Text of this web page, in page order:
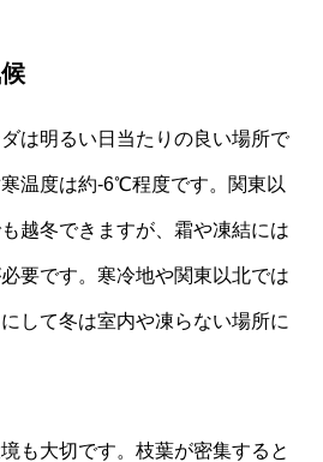
は明るい日当たりの良い場所で
温度は約-6℃程度です。関東以
越冬できますが、霜や凍結には
要です。寒冷地や関東以北では
して冬は室内や凍らない場所に
も大切です。枝葉が密集すると